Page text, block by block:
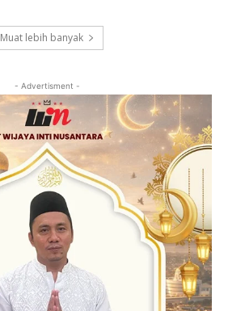
Muat lebih banyak
- Advertisment -